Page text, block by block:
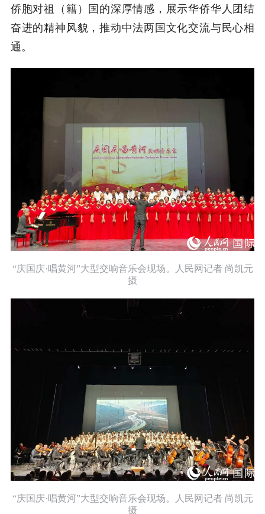
侨胞对祖（籍）国的深厚情感，展示华侨华人团结
奋进的精神风貌，推动中法两国文化交流与民心相
通。
“庆国庆·唱黄河”大型交响音乐会现场。人民网记者 尚凯元
摄
“庆国庆·唱黄河”大型交响音乐会现场。人民网记者 尚凯元
摄